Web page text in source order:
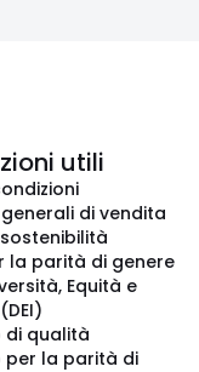
utili
di vendita
la parità di genere
Equità e
qualità
per la parità di